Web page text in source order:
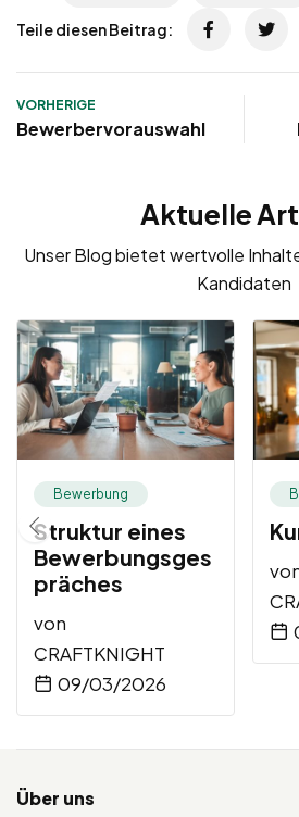
Teile diesen Beitrag:
VORHERIGE
Bewerbervorauswahl
Aktuelle
Unser Blog bietet wertvolle
Kandidaten
Bewerbung
Struktur eines
Bewerbungsges
präches
von
CRAFTKNIGHT
09/03/2026
Über uns